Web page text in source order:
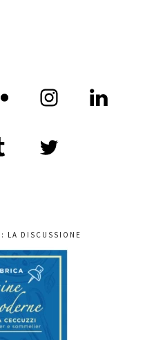
LA DISCUSSIONE